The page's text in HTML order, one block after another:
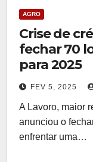
AGRO
Crise de
fechar 70
para 2025
FEV 5, 2025
A Lavoro, maior
anunciou o
enfrentar uma…